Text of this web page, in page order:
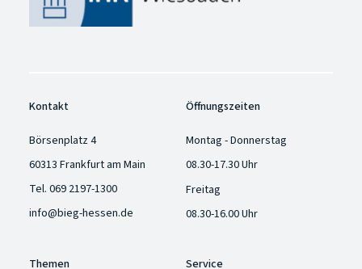
Kontakt
Börsenplatz 4
60313 Frankfurt am Main
Tel. 069 2197-1300
info@bieg-hessen.de
Öffnungszeiten
Montag - Donnerstag
08.30-17.30 Uhr
Freitag
08.30-16.00 Uhr
Themen Service